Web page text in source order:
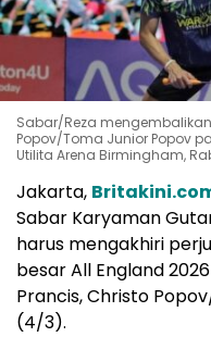
Sabar/Reza
Popov/Toma Junior Popov
Utilita Arena Birmingham,
Jakarta,
Sabar Karyaman
harus mengakhiri
besarAll England 2026
Prancis,Christo Popov
(4/3).